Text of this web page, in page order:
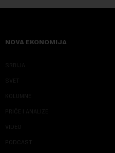
NOVA EKONOMIJA
SRBIJA
SVET
KOLUMNE
PRIČE I ANALIZE
VIDEO
PODCAST